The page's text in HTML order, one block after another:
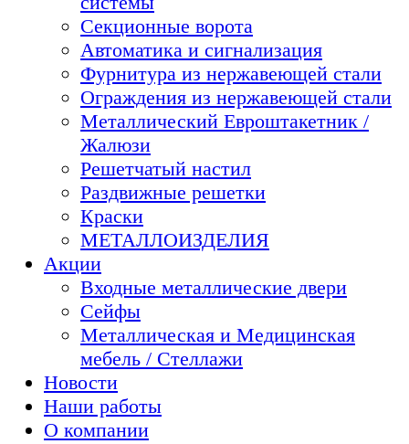
Секционные ворота
Автоматика и сигнализация
Фурнитура из нержавеющей стали
Ограждения из нержавеющей стали
Металлический Евроштакетник /
Жалюзи
Решетчатый настил
Раздвижные решетки
Краски
МЕТАЛЛОИЗДЕЛИЯ
Акции
Входные металлические двери
Сейфы
Металлическая и Медицинская
мебель / Стеллажи
Новости
Наши работы
О компании